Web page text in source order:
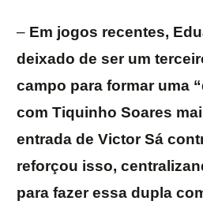
– Em jogos recentes,
deixado de ser um
campo para formar uma
com Tiquinho Soares
entrada de Victor Sá
reforçou isso,
para fazer essa dupla